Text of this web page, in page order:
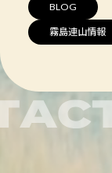
BLOG
霧島連山情報